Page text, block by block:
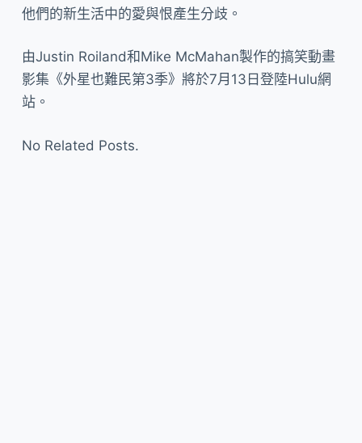
他們的新生活中的愛與恨產生分歧。
由Justin Roiland和Mike McMahan製作的搞笑動畫
影集《外星也難民第3季》將於7月13日登陸Hulu網
站。
No Related Posts.